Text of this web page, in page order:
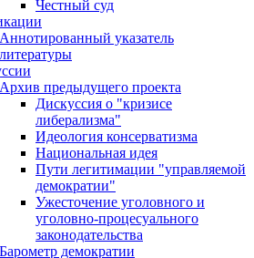
Честный суд
Аннотированный указатель
литературы
Архив предыдущего проекта
Дискуссия о "кризисе
либерализма"
Идеология консерватизма
Национальная идея
Пути легитимации "управляемой
демократии"
Ужесточение уголовного и
уголовно-процесуального
законодательства
Барометр демократии